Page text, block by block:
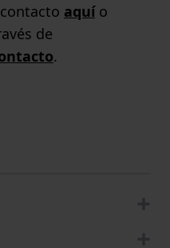
aquío
de
.